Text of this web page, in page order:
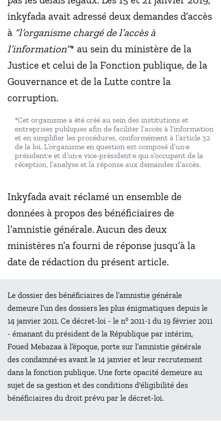
inkyfada avait adressé deux demandes d’accès
à “l’organisme chargé de l’accès à
l’information”* au sein du ministère de la
Justice et celui de la Fonction publique, de la
Gouvernance et de la Lutte contre la
corruption.
*Cet organisme a été créé au sein des institutions et
entreprises publiques afin de faciliter l’accès à l’information
et en simplifier les procédures, conformément à l’article 32
de la loi. L’organisme en question est composé d’un·e
président·e et d’un·e vice-président·e qui s’occupent de la
réception, l’analyse et la réponse aux demandes d’accès.
Inkyfada avait réclamé un ensemble de
données à propos des bénéficiaires de
l’amnistie générale. Aucun des deux
ministères n’a fourni de réponse jusqu’à la
date de rédaction du présent article.
Le dossier des bénéficiaires de l’amnistie générale
demeure l’un des dossiers les plus énigmatiques depuis le
14 janvier 2011. Ce décret-loi - le n° 2011-1 du 19 février 2011
- émanant du président de la République par intérim,
Foued Mebazaa à l’époque, porte sur l’amnistie générale
des condamné·es avant le 14 janvier et leur recrutement
dans la fonction publique. Une forte opacité demeure au
sujet de sa gestion et des conditions d'éligibilité des
bénéficiaires du droit prévu par le décret-loi.